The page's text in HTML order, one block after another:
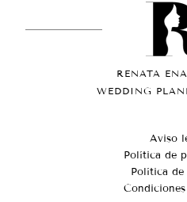
RENATA
WEDDING
Aviso
Política de
Política de